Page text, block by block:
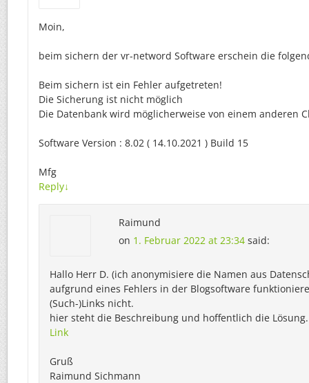
Moin,
beim sichern der vr-netword Software erschein die
Beim sichern ist ein Fehler aufgetreten!
Die Sicherung ist nicht möglich
Die Datenbank wird möglicherweise von einem anderen
Software Version : 8.02 ( 14.10.2021 ) Build 15
Mfg
Reply↓
Raimund
on 1. Februar 2022 at 23:34 said:
Hallo Herr D. (ich anonymisiere die Namen aus
aufgrund eines Fehlers in der Blogsoftware
(Such-)Links nicht.
hier steht die Beschreibung und hoffentlich die Lösung.
Link
Gruß
Raimund Sichmann